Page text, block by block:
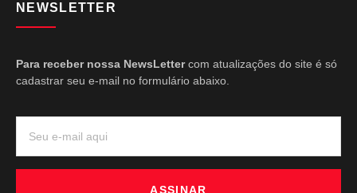
NEWSLETTER
Para receber nossa NewsLettercom atualizações do site é só
cadastrar seu e-mail no formulário abaixo.
ASSINAR